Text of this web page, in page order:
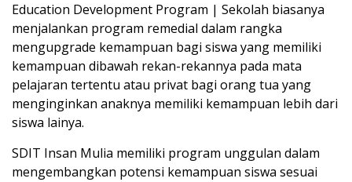
Education Development Program | Sekolah biasanya
menjalankan program remedial dalam rangka
mengupgrade kemampuan bagi siswa yang memiliki
kemampuan dibawah rekan-rekannya pada mata
pelajaran tertentu atau privat bagi orang tua yang
menginginkan anaknya memiliki kemampuan lebih dari
siswa lainya.
SDIT Insan Mulia memiliki program unggulan dalam
mengembangkan potensi kemampuan siswa sesuai